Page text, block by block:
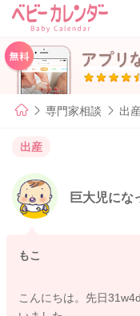
専門家相談 出
出産
巨大児にな
もこ
こんにちは。先日